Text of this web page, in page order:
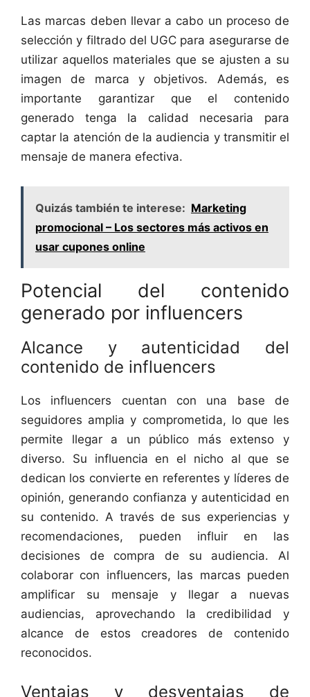
Las marcas deben llevar a cabo un proceso de
selección y filtrado del UGC para asegurarse de
utilizar aquellos materiales que se ajusten a su
imagen de marca y objetivos. Además, es
importante garantizar que el contenido
generado tenga la calidad necesaria para
captar la atención de la audiencia y transmitir el
mensaje de manera efectiva.
Quizás también te interese: Marketing
promocional – Los sectores más activos en
usar cupones online
Potencial del contenido
generado por influencers
Alcance y autenticidad del
contenido de influencers
Los influencers cuentan con una base de
seguidores amplia y comprometida, lo que les
permite llegar a un público más extenso y
diverso. Su influencia en el nicho al que se
dedican los convierte en referentes y líderes de
opinión, generando confianza y autenticidad en
su contenido. A través de sus experiencias y
recomendaciones, pueden influir en las
decisiones de compra de su audiencia. Al
colaborar con influencers, las marcas pueden
amplificar su mensaje y llegar a nuevas
audiencias, aprovechando la credibilidad y
alcance de estos creadores de contenido
reconocidos.
Ventajas y desventajas de